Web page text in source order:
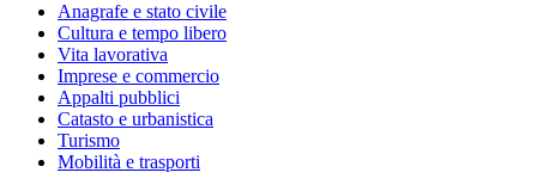
Anagrafe e stato civile
Cultura e tempo libero
Vita lavorativa
Imprese e commercio
Appalti pubblici
Catasto e urbanistica
Turismo
Mobilità e trasporti